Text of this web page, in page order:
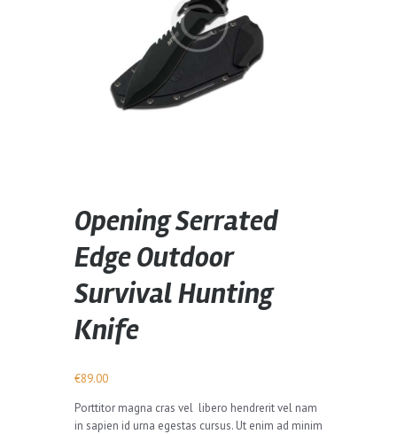
Opening Serrated
Edge Outdoor
Survival Hunting
Knife
€89.00
Porttitor magna cras vel libero hendrerit vel nam
in sapien id urna egestas cursus. Ut enim ad minim